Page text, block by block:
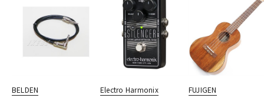
BELDEN
Electro Harmonix
FUJIGEN